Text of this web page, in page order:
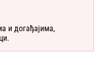
и догађајима,